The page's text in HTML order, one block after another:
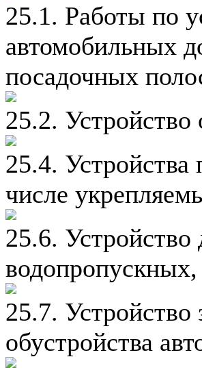
25.1. Работы по
автомобильных
посадочных
25.2.
25.4.
числе
25.6.
25.7.
обустройства